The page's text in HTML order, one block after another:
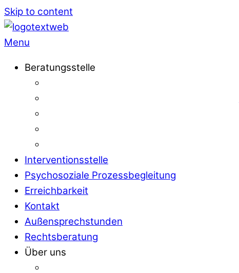
Skip to content
Menu
Beratungsstelle
Interventionsstelle
Psychosoziale Prozessbegleitung
Erreichbarkeit
Kontakt
Außensprechstunden
Rechtsberatung
Über uns